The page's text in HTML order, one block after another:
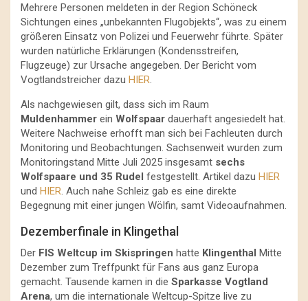
Mehrere Personen meldeten in der Region Schöneck
Sichtungen eines „unbekannten Flugobjekts“, was zu einem
größeren Einsatz von Polizei und Feuerwehr führte. Später
wurden natürliche Erklärungen (Kondensstreifen,
Flugzeuge) zur Ursache angegeben. Der Bericht vom
Vogtlandstreicher dazu HIER.
Als nachgewiesen gilt, dass sich im Raum
Muldenhammer ein Wolfspaar dauerhaft angesiedelt hat.
Weitere Nachweise erhofft man sich bei Fachleuten durch
Monitoring und Beobachtungen. Sachsenweit wurden zum
Monitoringstand Mitte Juli 2025 insgesamt sechs
Wolfspaare und 35 Rudel festgestellt. Artikel dazu HIER
und HIER. Auch nahe Schleiz gab es eine direkte
Begegnung mit einer jungen Wölfin, samt Videoaufnahmen.
Dezemberfinale in Klingethal
Der FIS Weltcup im Skispringen hatte Klingenthal Mitte
Dezember zum Treffpunkt für Fans aus ganz Europa
gemacht. Tausende kamen in die Sparkasse Vogtland
Arena, um die internationale Weltcup-Spitze live zu